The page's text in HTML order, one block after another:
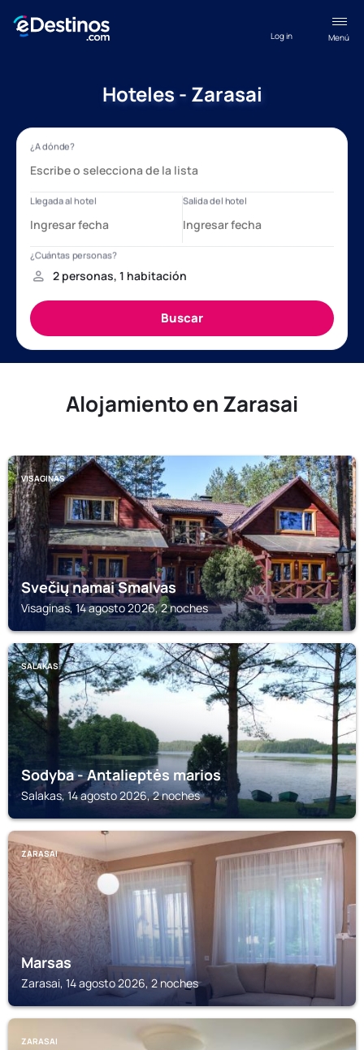
Menú
Log in
Hoteles - Zarasai
Alojamiento en Zarasai
VISAGINAS
Svečių namai Smalvas
Visaginas, 14 agosto 2026, 2 noches
SALAKAS
Sodyba - Antalieptės marios
Salakas, 14 agosto 2026, 2 noches
ZARASAI
Marsas
Zarasai, 14 agosto 2026, 2 noches
ZARASAI